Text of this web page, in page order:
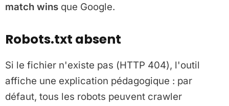
match wins que Google.
Robots.txt absent
Si le fichier n'existe pas (HTTP 404), l'outil
affiche une explication pédagogique : par
défaut, tous les robots peuvent crawler